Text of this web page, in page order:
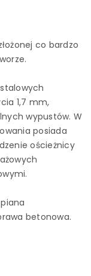
co bardzo
1,7 mm,
wypustów. W
posiada
ościeżnicy
betonowa.